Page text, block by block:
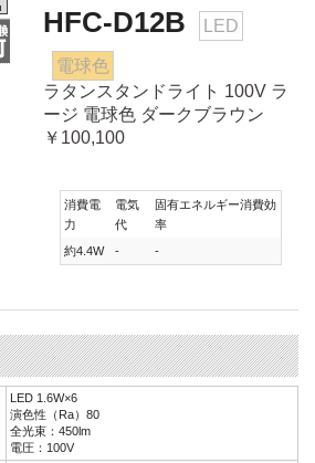
HFC-D12B LED
電球色
ラタンスタンドライト 100V ラ
ージ 電球色 ダークブラウン
￥100,100
消費電
力
電気
代
固有エネルギー消費効
率
約4.4W
- -
LED 1.6W×6
演色性（Ra）80
全光束：450lm
電圧：100V